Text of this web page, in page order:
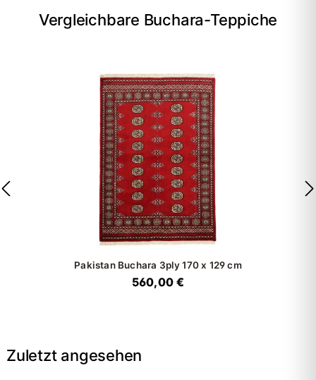
Vergleichbare Buchara-Teppiche
Pakistan Buchara 3ply 170 x 129 cm
560,00 €
Zuletzt angesehen